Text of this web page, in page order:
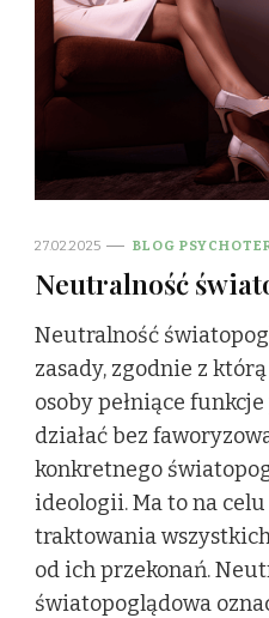
27.02.2025 BLOG
Neutralność
Neutralność
zasady, zgodnie z
osoby pełniące
działać bez
konkretnego
ideologii. Ma to na
traktowania
od ich przekonań.
światopoglądowa